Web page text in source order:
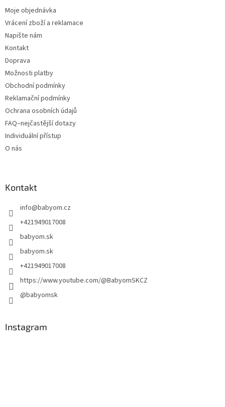
Moje objednávka
Vrácení zboží a reklamace
Napište nám
Kontakt
Doprava
Možnosti platby
Obchodní podmínky
Reklamační podmínky
Ochrana osobních údajů
FAQ–nejčastější dotazy
Individuální přístup
O nás
Kontakt
info@babyom.cz
+421949017008
babyom.sk
babyom.sk
+421949017008
https://www.youtube.com/@BabyomSKCZ
@babyomsk
Instagram